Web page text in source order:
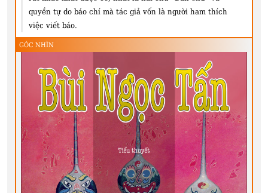
quyền tự do báo chí mà tác giả vốn là người ham thích
việc viết báo.
GÓC NHÌN